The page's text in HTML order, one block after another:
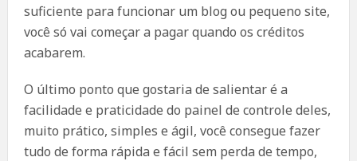
suficiente para funcionar um blog ou pequeno site,
você só vai começar a pagar quando os créditos
acabarem.
O último ponto que gostaria de salientar é a
facilidade e praticidade do painel de controle deles,
muito prático, simples e ágil, você consegue fazer
tudo de forma rápida e fácil sem perda de tempo,